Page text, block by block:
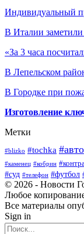
Индивидуальный
В Италии
«За 3 часа
В Лепельском
В Городке при
Изготовление
Метки
#blizko #tochka #авто
#каменец #кобрин
#суд #телефон #футбол
© 2026 - Новости
Любое
Все материалы
Sign in